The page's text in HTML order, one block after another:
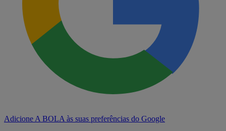
Adicione A BOLA às suas preferências do Google